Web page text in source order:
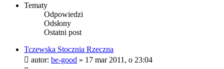
Tematy
Odpowiedzi
Odsłony
Ostatni post
Tczewska Stocznia Rzeczna
autor: be-good » 17 mar 2011, o 23:04